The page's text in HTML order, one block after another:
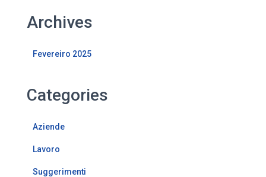
Archives
Fevereiro 2025
Categories
Aziende
Lavoro
Suggerimenti